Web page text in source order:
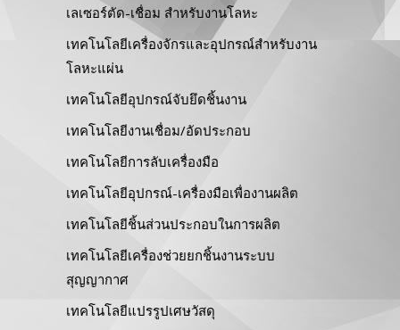
เลเซอร์ตัด-เชื่อม สำหรับงานโลหะ
เทคโนโลยีเครื่องจักรและอุปกรณ์สำหรับงาน
โลหะแผ่น
เทคโนโลยีอุปกรณ์จับยึดชิ้นงาน
เทคโนโลยีงานเชื่อม/อัดประกอบ
เทคโนโลยีการลับเครื่องมือ
เทคโนโลยีอุปกรณ์-เครื่องมือเพื่องานผลิต
เทคโนโลยีชิ้นส่วนประกอบในการผลิต
เทคโนโลยีเครื่องช่วยยกชิ้นงานระบบ
สุญญากาศ
เทคโนโลยีแปรรูปเศษวัสดุ